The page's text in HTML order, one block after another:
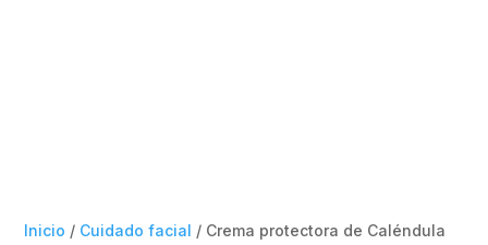
Inicio / Cuidado facial / Crema protectora de Caléndula